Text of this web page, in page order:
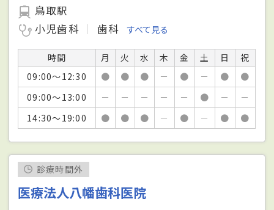
鳥取駅
小児歯科
歯科 すべて見る
時間 月 火 水 木 金 土 日
祝
09:00～12:30
● ● ● － ● － ●
●
09:00～13:00
－ － － － － ● －
－
14:30～19:00
● ● ● － ● － ● ●
診療時間外
医療法人八幡歯科医院